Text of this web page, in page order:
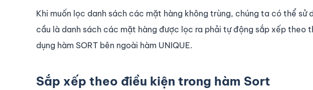
Khi muốn lọc danh sách các mặt hàng không trùng, chúng ta có thể sử
cầu là danh sách các mặt hàng được lọc ra phải tự động sắp xếp theo
dụng hàm SORT bên ngoài hàm UNIQUE.
Sắp xếp theo điều kiện trong hàm Sort